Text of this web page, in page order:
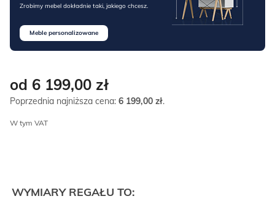
Zrobimy mebel dokładnie taki, jakiego chcesz.
Meble personalizowane
od 6 199,00 zł
Poprzednia najniższa cena: 6 199,00 zł.
W tym VAT
WYMIARY REGAŁU TO: